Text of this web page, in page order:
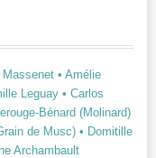
Massenet • Amélie
Leguay • Carlos
Bénard (Molinard)
de Musc) • Domitille
Archambault